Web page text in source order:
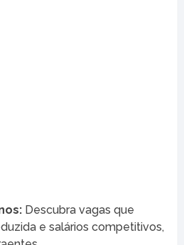
Descubra vagas que
e salários competitivos,